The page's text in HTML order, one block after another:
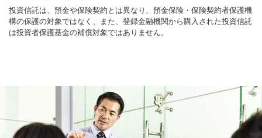
投資信託は、預金や保険契約とは異なり、預金保険・保険契約者保護機
構の保護の対象ではなく、また、登録金融機関から購入された投資信託
は投資者保護基金の補償対象ではありません。